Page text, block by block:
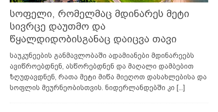
სოფელი, რომელმაც მდინარეს მეტი
სივრცე დაუთმო და
წყალდიდობისგანაც დაიცვა თავი
საუკუნეების განმავლობაში ადამიანები მდინარეებს
ავიწროებდნენ, ასწორებდნენ და მაღალი დამბებით
ზღუდავდნენ, რათა მეტი მიწა მიეღოთ დასახლებისა და
სოფლის მეურნეობისთვის. ნიდერლანდებში კი [...]